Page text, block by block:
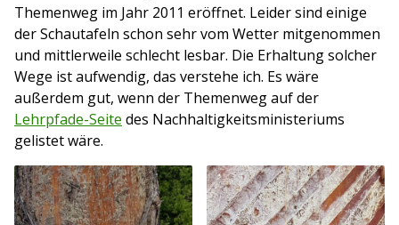
Themenweg im Jahr 2011 eröffnet. Leider sind einige
der Schautafeln schon sehr vom Wetter mitgenommen
und mittlerweile schlecht lesbar. Die Erhaltung solcher
Wege ist aufwendig, das verstehe ich. Es wäre
außerdem gut, wenn der Themenweg auf der
Lehrpfade-Seite des Nachhaltigkeitsministeriums
gelistet wäre.